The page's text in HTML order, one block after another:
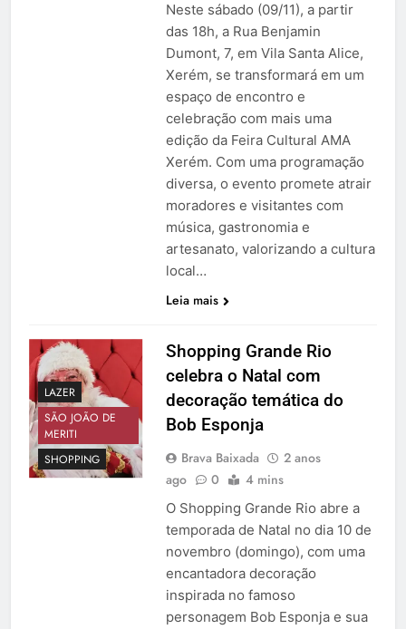
Neste sábado (09/11), a partir
das 18h, a Rua Benjamin
Dumont, 7, em Vila Santa Alice,
Xerém, se transformará em um
espaço de encontro e
celebração com mais uma
edição da Feira Cultural AMA
Xerém. Com uma programação
diversa, o evento promete atrair
moradores e visitantes com
música, gastronomia e
artesanato, valorizando a cultura
local…
Leia mais
LAZER
SÃO JOÃO DE
MERITI
SHOPPING
Shopping Grande Rio
celebra o Natal com
decoração temática do
Bob Esponja
Brava Baixada
2 anos
ago
0 4 mins
O Shopping Grande Rio abre a
temporada de Natal no dia 10 de
novembro (domingo), com uma
encantadora decoração
inspirada no famoso
personagem Bob Esponja e sua